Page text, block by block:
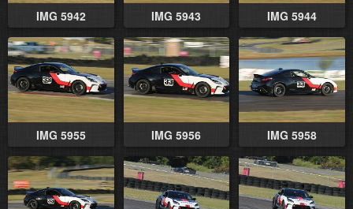
IMG 5942 IMG 5943 IMG 5944
IMG 5955 IMG 5956 IMG 5958